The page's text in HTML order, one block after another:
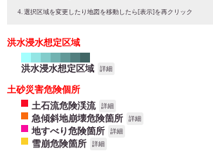
選択区域を変更したり地図を移動したら[表示]を再クリック
洪水浸水想定区域
洪水浸水想定区域 詳細
土砂災害危険個所
土石流危険渓流
詳細
急傾斜地崩壊危険箇所 詳細
地すべり危険箇所 詳細
雪崩危険箇所 詳細